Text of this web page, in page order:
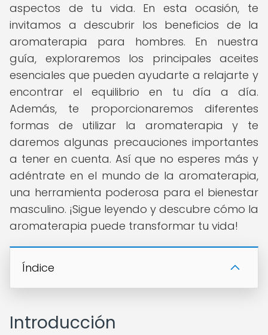
aspectos de tu vida. En esta ocasión, te
invitamos a descubrir los beneficios de la
aromaterapia para hombres. En nuestra
guía, exploraremos los principales aceites
esenciales que pueden ayudarte a relajarte y
encontrar el equilibrio en tu día a día.
Además, te proporcionaremos diferentes
formas de utilizar la aromaterapia y te
daremos algunas precauciones importantes
a tener en cuenta. Así que no esperes más y
adéntrate en el mundo de la aromaterapia,
una herramienta poderosa para el bienestar
masculino. ¡Sigue leyendo y descubre cómo la
aromaterapia puede transformar tu vida!
Índice
Introducción